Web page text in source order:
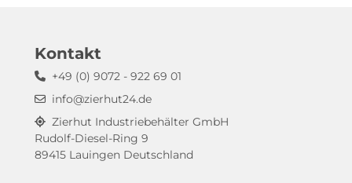
Kontakt
+49 (0) 9072 - 922 69 01
info@zierhut24.de
Zierhut Industriebehälter GmbH
Rudolf-Diesel-Ring 9
89415 Lauingen Deutschland